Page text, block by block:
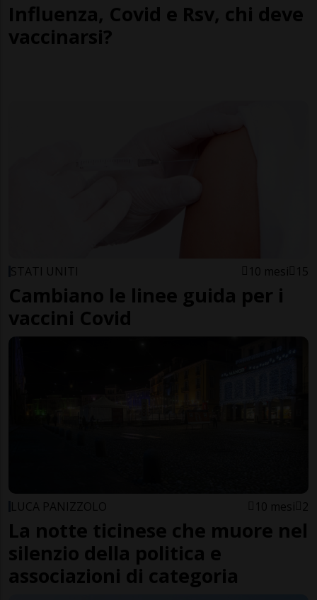
Influenza, Covid e Rsv, chi deve
vaccinarsi?
STATI UNITI 10 mesi 15
Cambiano le linee guida per i
vaccini Covid
LUCA PANIZZOLO 10 mesi 2
La notte ticinese che muore nel
silenzio della politica e
associazioni di categoria